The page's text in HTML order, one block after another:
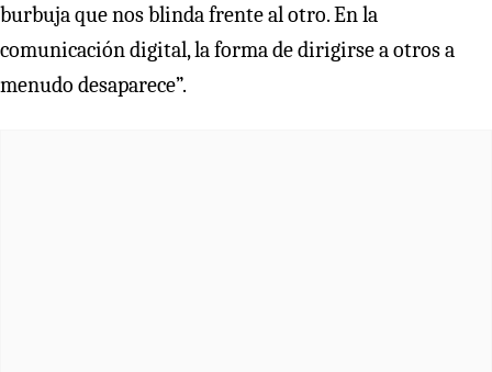
burbuja que nos blinda frente al otro. En la
comunicación digital, la forma de dirigirse a otros a
menudo desaparece”.